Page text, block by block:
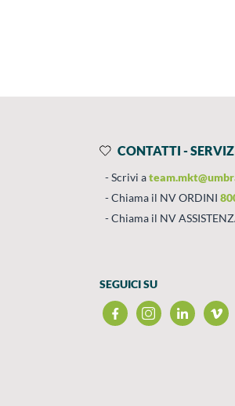
CONTATTI -
Scrivi a
Chiama il NV ORDINI
Chiama il NV
SEGUICI SU